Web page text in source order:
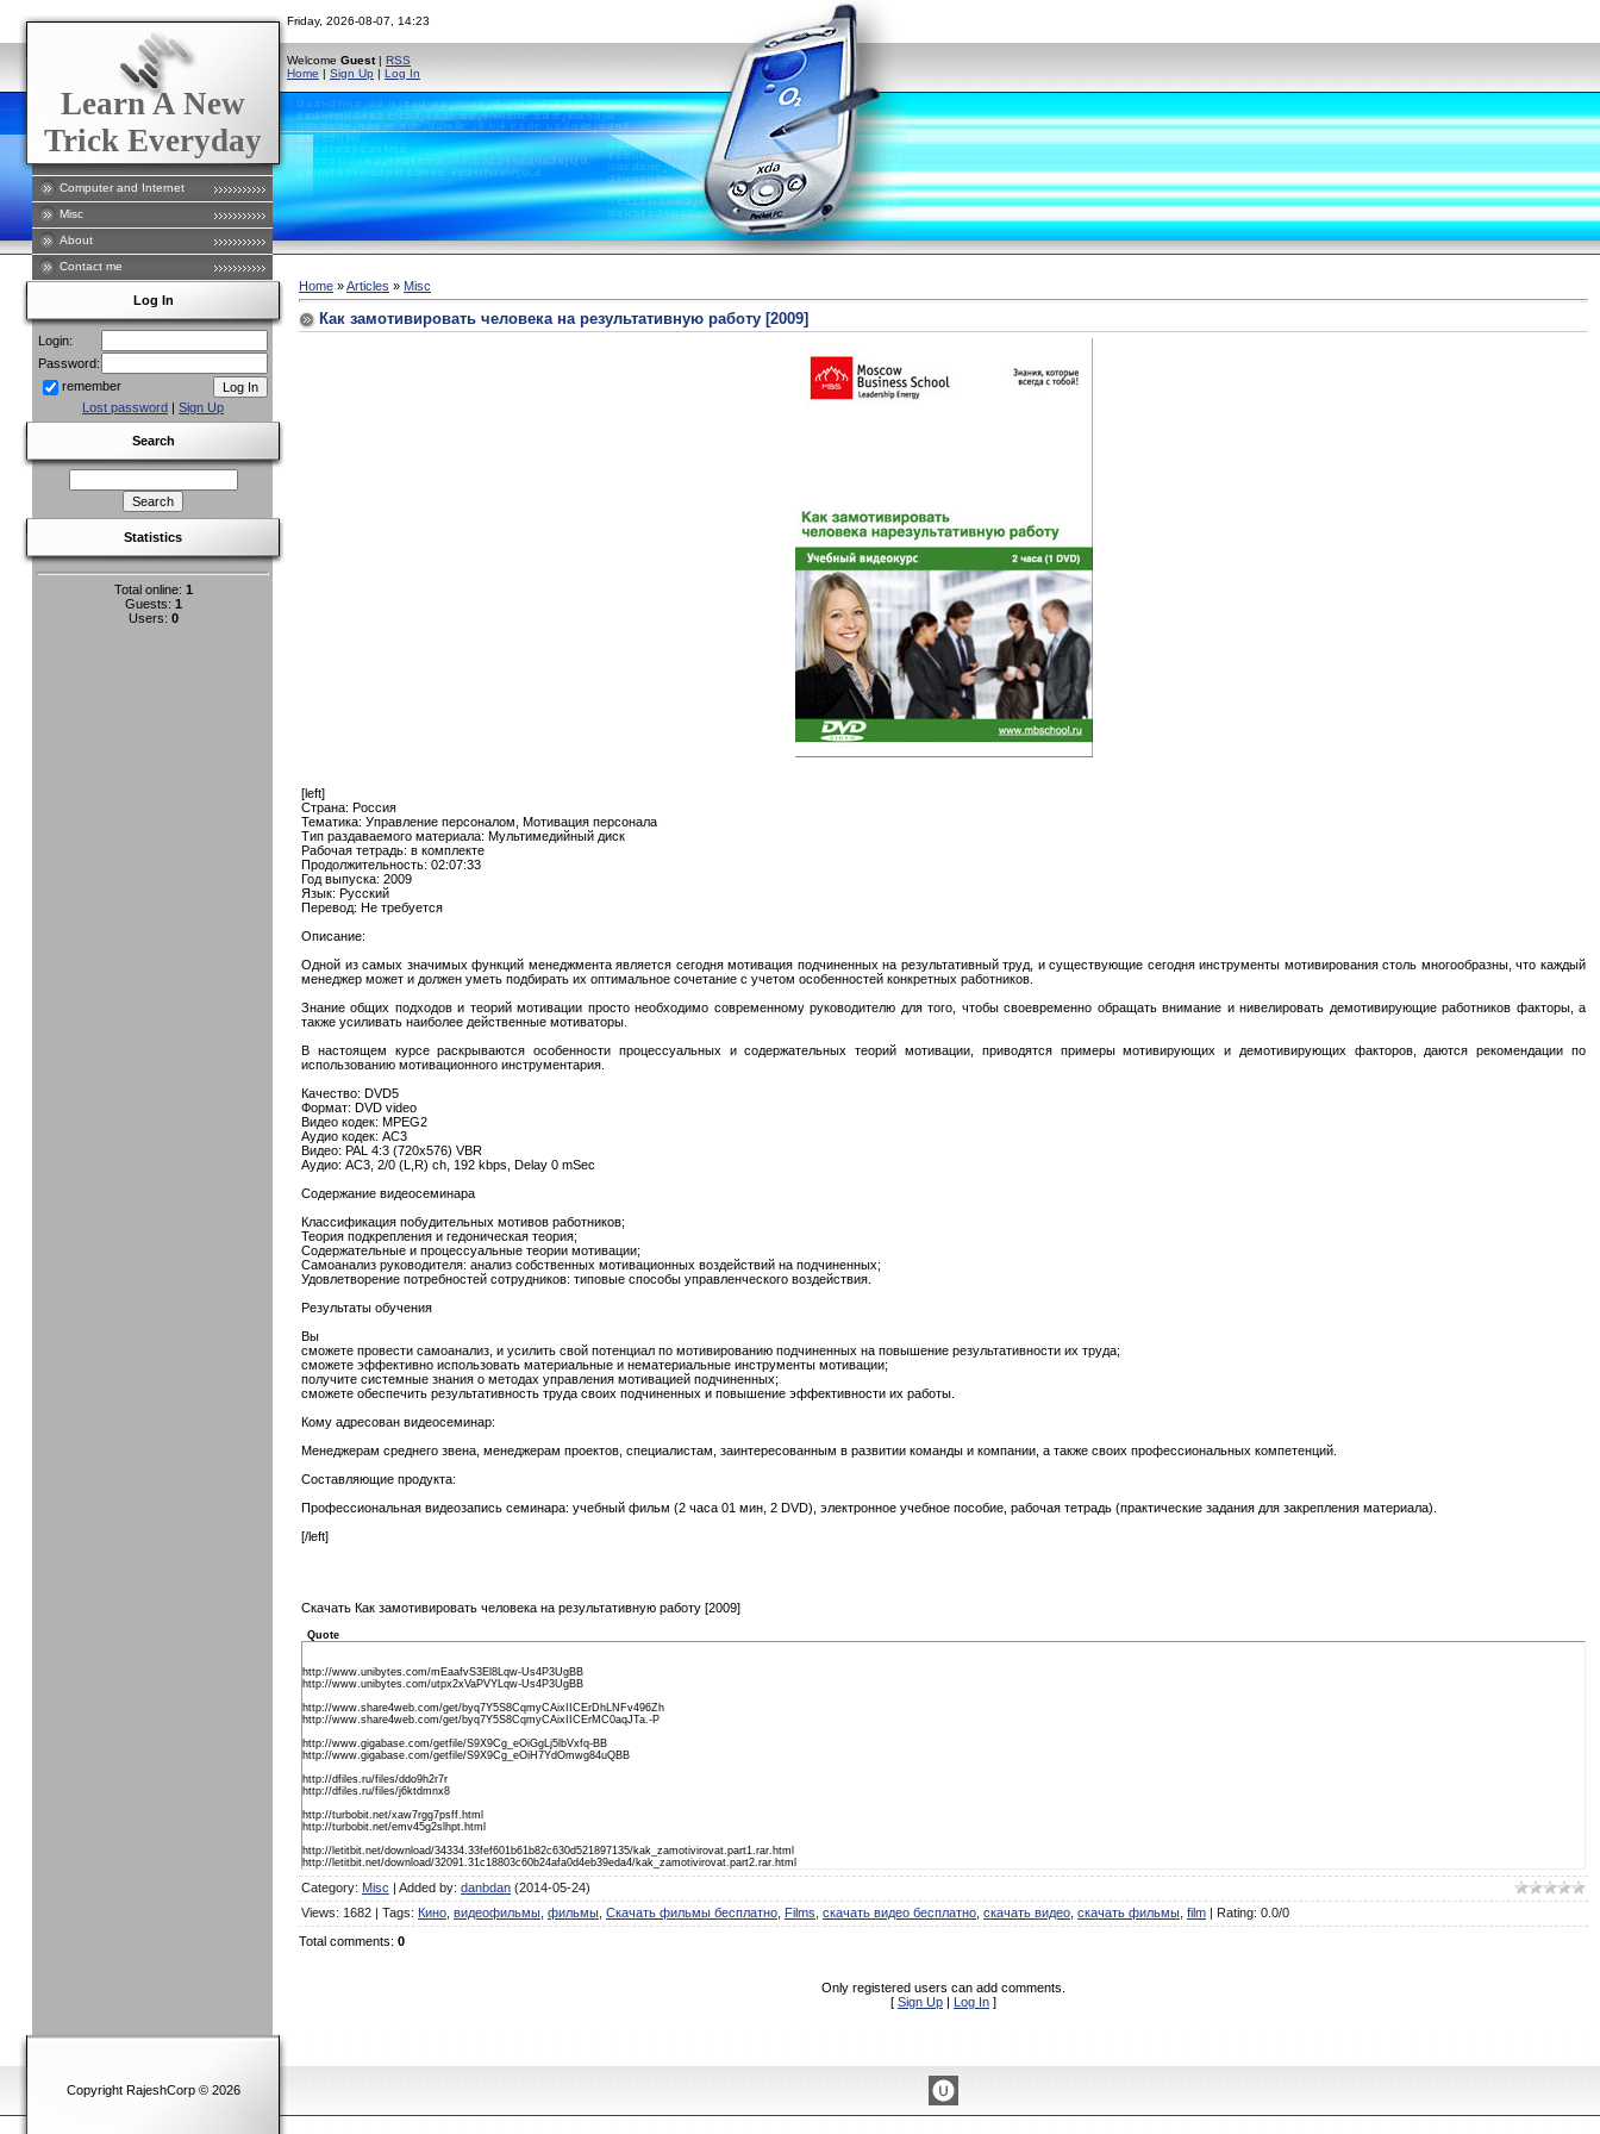
Learn A New
Trick Everyday
Computer and Internet
Misc
About
Contact me
Log In
Login:
Password:
remember
Lost password | Sign Up
Search
Statistics
Total online: 1
Guests: 1
Users: 0
Friday, 2026-08-07, 14:23
Welcome Guest| RSS
Home | Sign Up | Log In
Home »Articles » Misc
Как замотивировать человека на результативную работу [2009]
[left]
Страна: Россия
Тематика: Управление персоналом, Мотивация персонала
Тип раздаваемого материала: Мультимедийный диск
Рабочая тетрадь: в комплекте
Продолжительность: 02:07:33
Год выпуска: 2009
Язык: Русский
Перевод: Не требуется
Описание:
Одной из самых значимых функций менеджмента является сегодня мотивация подчиненных на результативный труд, и существующие сегодня инструменты мотивирования столь многообразны, что каждый
менеджер может и должен уметь подбирать их оптимальное сочетание с учетом особенностей конкретных работников.
Знание общих подходов и теорий мотивации просто необходимо современному руководителю для того, чтобы своевременно обращать внимание и нивелировать демотивирующие работников факторы, а
также усиливать наиболее действенные мотиваторы.
В настоящем курсе раскрываются особенности процессуальных и содержательных теорий мотивации, приводятся примеры мотивирующих и демотивирующих факторов, даются рекомендации по
использованию мотивационного инструментария.
Качество: DVD5
Формат: DVD video
Видео кодек: MPEG2
Аудио кодек: AC3
Видео: PAL 4:3 (720x576) VBR
Аудио: AC3, 2/0 (L,R) ch, 192 kbps, Delay 0 mSec
Содержание видеосеминара
Классификация побудительных мотивов работников;
Теория подкрепления и гедоническая теория;
Содержательные и процессуальные теории мотивации;
Самоанализ руководителя: анализ собственных мотивационных воздействий на подчиненных;
Удовлетворение потребностей сотрудников: типовые способы управленческого воздействия.
Результаты обучения
Вы
сможете провести самоанализ, и усилить свой потенциал по мотивированию подчиненных на повышение результативности их труда;
сможете эффективно использовать материальные и нематериальные инструменты мотивации;
получите системные знания о методах управления мотивацией подчиненных;
сможете обеспечить результативность труда своих подчиненных и повышение эффективности их работы.
Кому адресован видеосеминар:
Менеджерам среднего звена, менеджерам проектов, специалистам, заинтересованным в развитии команды и компании, а также своих профессиональных компетенций.
Составляющие продукта:
Профессиональная видеозапись семинара: учебный фильм (2 часа 01 мин, 2 DVD), электронное учебное пособие, рабочая тетрадь (практические задания для закрепления материала).
[/left]
Скачать Как замотивировать человека на результативную работу [2009]
Quote
http://www.unibytes.com/mEaafvS3El8Lqw-Us4P3UgBB
http://www.unibytes.com/utpx2xVaPVYLqw-Us4P3UgBB
http://www.share4web.com/get/byq7Y5S8CqmyCAixIICErDhLNFv496Zh
http://www.share4web.com/get/byq7Y5S8CqmyCAixIICErMC0aqJTa.-P
http://www.gigabase.com/getfile/S9X9Cg_eOiGgLj5lbVxfq-BB
http://www.gigabase.com/getfile/S9X9Cg_eOiH7YdOmwg84uQBB
http://dfiles.ru/files/ddo9h2r7r
http://dfiles.ru/files/j6ktdmnx8
http://turbobit.net/xaw7rgg7psff.html
http://turbobit.net/emv45g2slhpt.html
http://letitbit.net/download/34334.33fef601b61b82c630d521897135/kak_zamotivirovat.part1.rar.html
http://letitbit.net/download/32091.31c18803c60b24afa0d4eb39eda4/kak_zamotivirovat.part2.rar.html
Category: Misc | Added by: danbdan (2014-05-24)
Views: 1682 | Tags: Кино видеофильмы фильмы Скачать фильмы бесплатно Films скачать видео бесплатно скачать видео скачать фильмы film | Rating: 0.0/0
Total comments: 0
Only registered users can add comments.
[ Sign Up | Log In ]
Copyright RajeshCorp © 2026